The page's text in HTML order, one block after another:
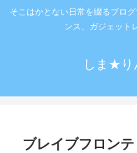
そこはかとない日常を綴るブロ
ンス、ガジェット
しま★り
ブレイブフロン